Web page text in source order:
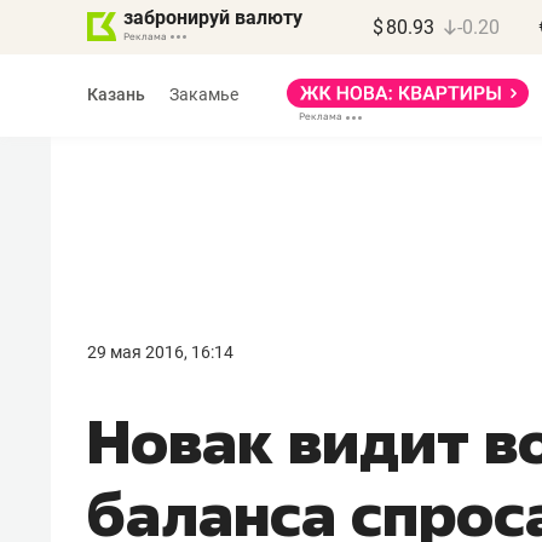
забронируй валюту $ 80.93 -0.20
Казань Закамье
29 мая 2016, 16:14
​Новак видит
баланса
правил, бизнес может
потерять минимум